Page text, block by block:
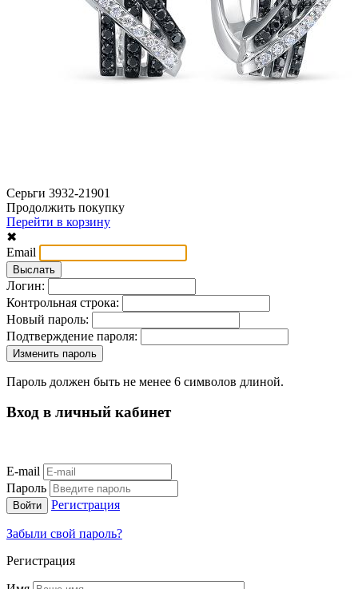
Серьги 3932-21901
Продолжить покупку
Перейти в корзину
✖
Email
Логин:
Контрольная строка:
Новый пароль:
Подтверждение пароля:
Пароль должен быть не менее 6 символов длиной.
Вход в личный кабинет
E-mail
Пароль
Регистрация
Забыли свой пароль?
Регистрация